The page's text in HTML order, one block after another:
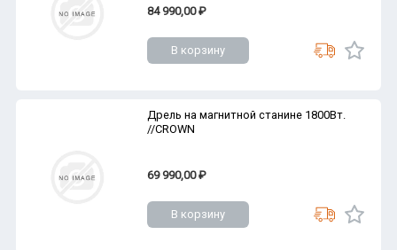
84 990,00 ₽
В корзину
Дрель на магнитной станине 1800Вт.
//CROWN
69 990,00 ₽
В корзину